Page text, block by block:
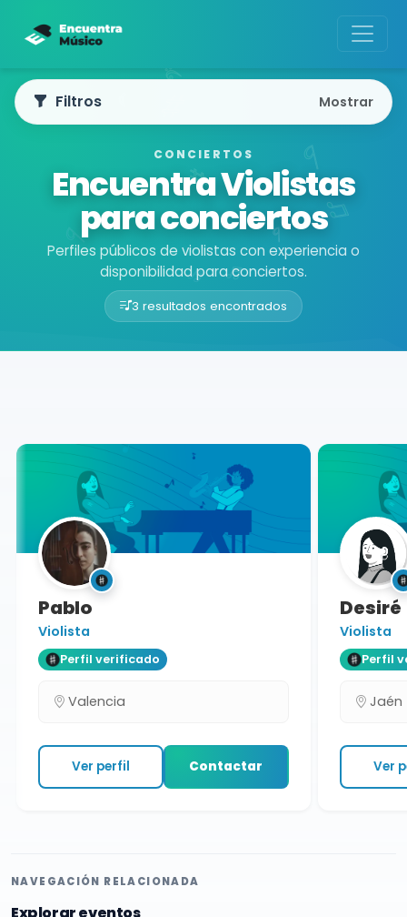
CONCIERTOS
Encuentra Violistas
para conciertos
Perfiles públicos de violistas con experiencia o
disponibilidad para conciertos.
3 resultados encontrados
Buscador de músicos
Filtros Mostrar
Pablo
Violista
Perfil verificado
Valencia
Ver perfil Contactar
Desiré
Violista
Perfil
Jaén
Ver
NAVEGACIÓN RELACIONADA
Explorar eventos